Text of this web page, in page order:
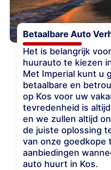
Betaalbare Auto
Het is belangrijk
huurauto te kiezen
Met Imperial kunt u
betaalbare en
op Kos voor uw
tevredenheid is
en we zullen altijd
de juiste oplossing
van onze goedkope
aanbiedingen
auto huurt in Kos.